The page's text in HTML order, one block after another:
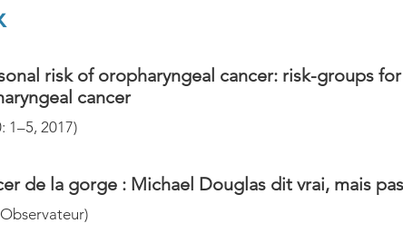
risk of oropharyngeal cancer: risk-groups
cancer
1–5, 2017)
de la gorge : Michael Douglas dit vrai, mais